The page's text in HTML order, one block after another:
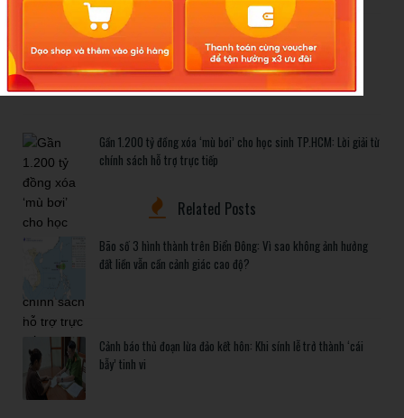
Cảnh báo thủ đoạn lừa đảo kết hôn: Khi sính lễ trở thành ‘cái
bẫy’ tinh vi
Gần 1.200 tỷ đồng xóa ‘mù bơi’ cho học sinh TP.HCM: Lời giải từ
chính sách hỗ trợ trực tiếp
Related Posts
Bão số 3 hình thành trên Biển Đông: Vì sao không ảnh hưởng
đất liền vẫn cần cảnh giác cao độ?
Cảnh báo thủ đoạn lừa đảo kết hôn: Khi sính lễ trở thành ‘cái
bẫy’ tinh vi